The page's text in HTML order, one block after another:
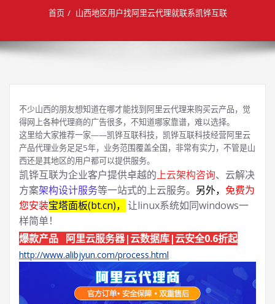
首页 山西地区用户找阿里云代理就联系凯铧互联
不少山西的朋友想知道在哪才能找到阿里云代理来购买云产品，觉
得网上各种代理商的广告很多，不知道哪家靠谱，难以选择。
这里给大家推荐一家——凯铧互联科技，凯铧互联科技经营阿里云
产品代理业务足足5年，业务范围覆盖全国，非常有实力，不管是山
西还是其地区的用户都可以提供服务。
凯铧互联为企业客户提供卓越的上云架构咨询、云解决
方案架构设计服务等一站式的上云服务。 另外， 免费为
您安装宝塔面板(bt.cn)， 让linux系统如同windows一
样简单！
爆款产品 阿里云服务器|云数据库|云安全0.6折起
http://www.alibjyun.com/process.html